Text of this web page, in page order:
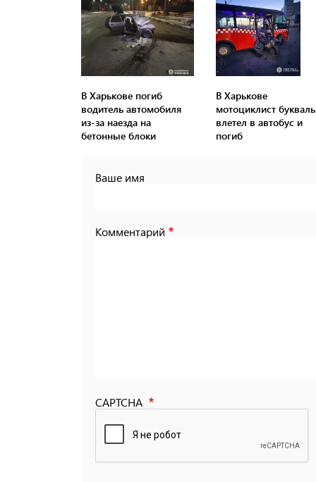
В Харькове погиб
водитель автомобиля
из-за наезда на
бетонные блоки
В Харькове
мотоциклист
влетел в автобус и
погиб
Ваше имя
Комментарий
CAPTCHA